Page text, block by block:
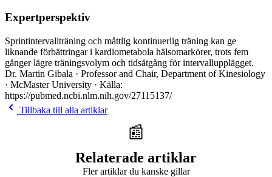
Expertperspektiv
Sprintintervallträning och måttlig kontinuerlig träning kan ge
liknande förbättringar i kardiometabola hälsomarkörer, trots fem
gånger lägre träningsvolym och tidsåtgång för intervallupplägget.
Dr. Martin Gibala · Professor and Chair, Department of Kinesiology
· McMaster University · Källa:
https://pubmed.ncbi.nlm.nih.gov/27115137/
Tillbaka till alla artiklar
📰
Relaterade artiklar
Fler artiklar du kanske gillar